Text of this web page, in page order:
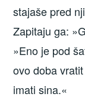
stajaše pred
Zapitaju ga:
»Eno je pod
ovo doba
imati sina.«